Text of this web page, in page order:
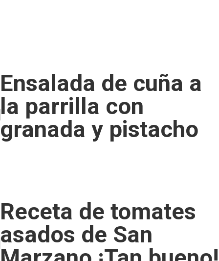
Ensalada de cuña a
la parrilla con
granada y pistacho
Receta de tomates
asados ​​de San